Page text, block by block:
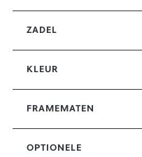
ZADEL
KLEUR
FRAMEMATEN
OPTIONELE